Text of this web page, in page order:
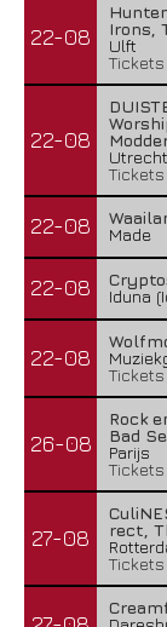
22-08
Irons,
Ulft
Tickets
22-08
Utrecht
Tickets
22-08
Made
22-08
Iduna
22-08
Tickets
26-08
Rock
Bad
Parijs
Tickets
27-08
rect,
Tickets